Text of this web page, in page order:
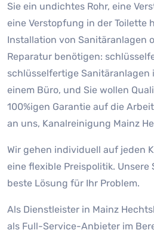
Sie ein undichtes Rohr, eine
eine Verstopfung in der Toilette
Installation von Sanitäranlagen
Reparatur benötigen:
schlüsselfertige Sanitäranlagen
einem Büro, und Sie wollen
100%igen Garantie auf die
an uns, Kanalreinigung Mainz
Wir gehen individuell auf jeden
eine flexible Preispolitik. Unsere
beste Lösung für Ihr Problem.
Als Dienstleister in Mainz
als Full-Service-Anbieter im